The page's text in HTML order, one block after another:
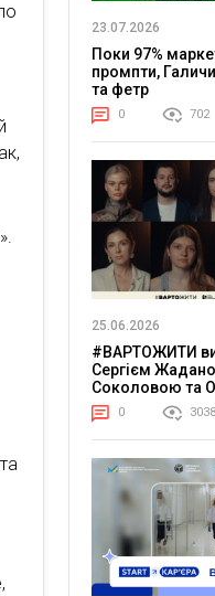
23.07.2026
Поки 97%
промпти,
та фетр
0 702
25.06.2026
#ВАРТОЖИТИ
Сергієм
Соколовою та
Тереном про
напрузі
0 3038